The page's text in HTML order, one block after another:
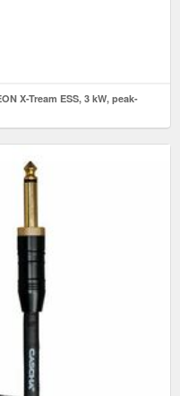
X-Tream ESS, 3 kW, peak-